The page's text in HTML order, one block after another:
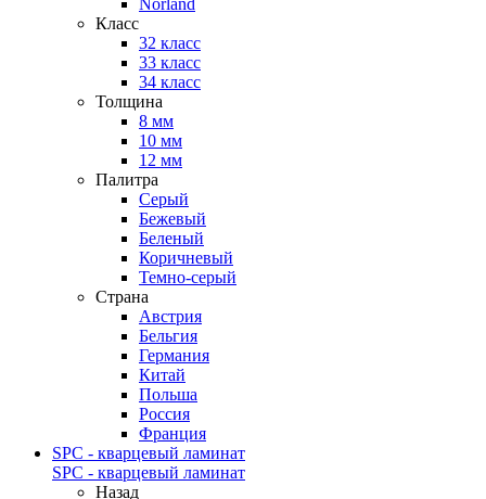
Norland
Класс
32 класс
33 класс
34 класс
Толщина
8 мм
10 мм
12 мм
Палитра
Серый
Бежевый
Беленый
Коричневый
Темно-серый
Страна
Австрия
Бельгия
Германия
Китай
Польша
Россия
Франция
SPC - кварцевый ламинат
SPC - кварцевый ламинат
Назад